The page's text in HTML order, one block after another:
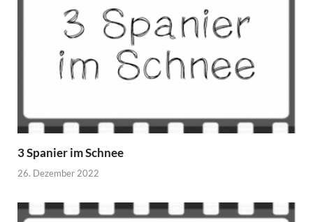
3 Spanier im Schnee
26. Dezember 2022